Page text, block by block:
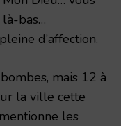
bas…
d’affection.
mais 12 à
la ville cette
les